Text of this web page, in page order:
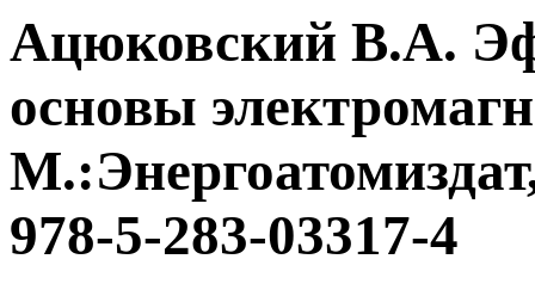
Ацюковский В.А.
основы
978-5-283-03317-4